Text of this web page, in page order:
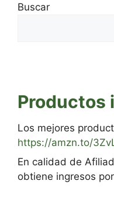
Buscar
Productos
Los mejores
https://amzn.to/
En calidad de
obtiene ingresos